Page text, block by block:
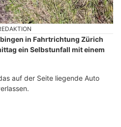
in Fahrtrichtung Zürich
ein Selbstunfall mit einem
auf der Seite liegende Auto